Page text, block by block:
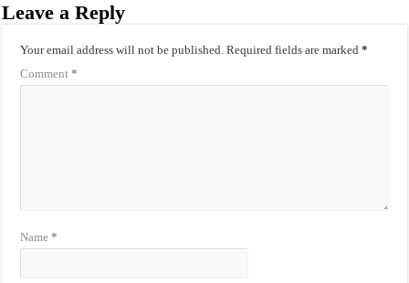
Leave a Reply
Your email address will not be published. Required fields are marked*
Comment*
Name*